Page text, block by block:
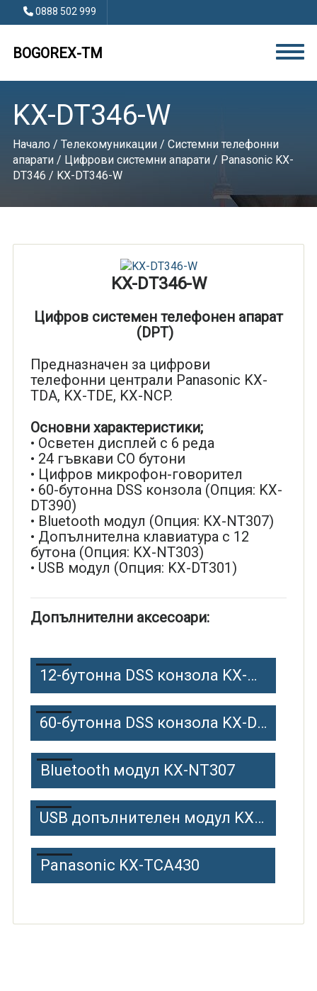
0888 502 999
BOGOREX-TM
KX-DT346-W
Начало/ Телекомуникации/ Системни телефонни
апарати/ Цифрови системни апарати/ Panasonic KX-
DT346 / KX-DT346-W
KX-DT346-W
Цифров системен телефонен апарат
(DPT)
Предназначен за цифрови
телефонни централи Panasonic KX-
TDA, KX-TDE, KX-NCP.
Основни характеристики;
• Осветен дисплей с 6 реда
• 24 гъвкави СО бутони
• Цифров микрофон-говорител
• 60-бутонна DSS конзола (Опция: KX-
DT390)
• Bluetooth модул (Опция: KX-NT307)
• Допълнителна клавиатура с 12
бутона (Опция: KX-NT303)
• USB модул (Опция: KX-DT301)
Допълнителни аксесоари:
12-бутонна DSS конзола KX-NT303
60-бутонна DSS конзола KX-DT390
Bluetooth модул KX-NT307
USB допълнителен модул KX-DT301
Panasonic KX-TCA430